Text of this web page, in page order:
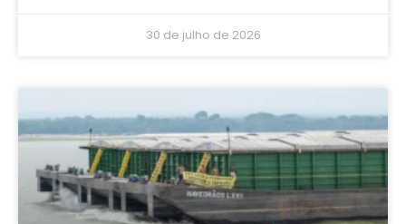
30 de julho de 2026